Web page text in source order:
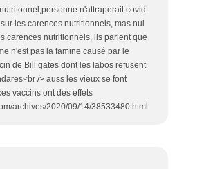
n'attraperait covid
les carences nutritionnels, mas nul
carences nutritionnels, ils parlent que
n'est pas la famine causé par le
de Bill gates dont les labos refusent
/> auss les vieux se font
vaccins ont des effets
archives/2020/09/14/38533480.html